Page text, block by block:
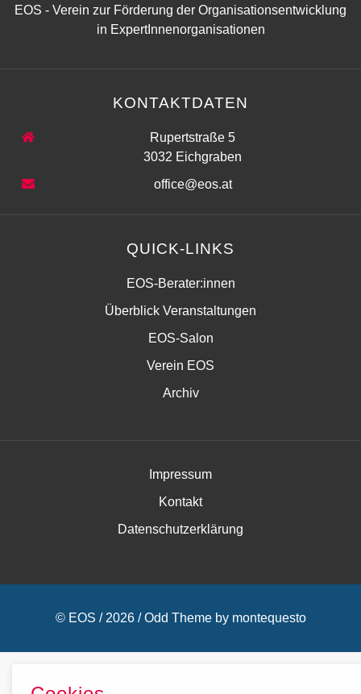
EOS - Verein zur Förderung der Organisationsentwicklung
in ExpertInnenorganisationen
KONTAKTDATEN
Rupertstraße 5
3032 Eichgraben
office@eos.at
QUICK-LINKS
EOS-Berater:innen
Überblick Veranstaltungen
EOS-Salon
Verein EOS
Archiv
Impressum
Kontakt
Datenschutzerklärung
© EOS / 2026 /Odd Themeby montequesto